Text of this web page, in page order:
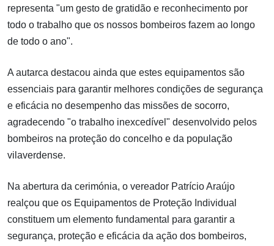
representa "um gesto de gratidão e reconhecimento por
todo o trabalho que os nossos bombeiros fazem ao longo
de todo o ano".
A autarca destacou ainda que estes equipamentos são
essenciais para garantir melhores condições de segurança
e eficácia no desempenho das missões de socorro,
agradecendo "o trabalho inexcedível" desenvolvido pelos
bombeiros na proteção do concelho e da população
vilaverdense.
Na abertura da cerimónia, o vereador Patrício Araújo
realçou que os Equipamentos de Proteção Individual
constituem um elemento fundamental para garantir a
segurança, proteção e eficácia da ação dos bombeiros,